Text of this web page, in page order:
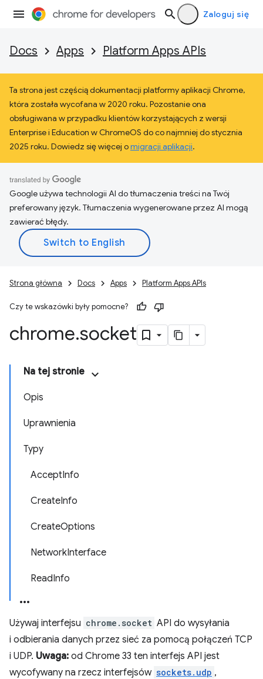
Zaloguj się
Docs Apps Platform Apps APIs
Ta strona jest częścią dokumentacji platformy aplikacji Chrome,
która została wycofana w 2020 roku. Pozostanie ona
obsługiwana w przypadku klientów korzystających z wersji
Enterprise i Education w ChromeOS do co najmniej do stycznia
2025 roku. Dowiedz się więcej omigracji aplikacji.
Google używa technologii AI do tłumaczenia treści na Twój
preferowany język. Tłumaczenia wygenerowane przez AI mogą
zawierać błędy.
Strona główna Docs Apps Platform Apps APIs
Czy te wskazówki były pomocne?
chrome.socket
Na tej stronie
Opis
Uprawnienia
Typy
AcceptInfo
CreateInfo
CreateOptions
NetworkInterface
ReadInfo
Używaj interfejsu chrome.socket API do wysyłania
i odbierania danych przez sieć za pomocą połączeń TCP
i UDP. Uwaga: od Chrome 33 ten interfejs API jest
wycofywany na rzecz interfejsów sockets.udp ,